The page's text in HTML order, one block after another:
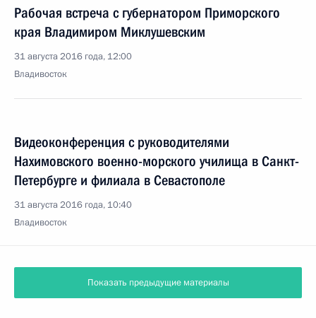
Рабочая встреча с губернатором Приморского
края Владимиром Миклушевским
31 августа 2016 года, 12:00
Владивосток
Видеоконференция с руководителями
Нахимовского военно-морского училища в Санкт-
Петербурге и филиала в Севастополе
31 августа 2016 года, 10:40
Владивосток
Показать предыдущие материалы